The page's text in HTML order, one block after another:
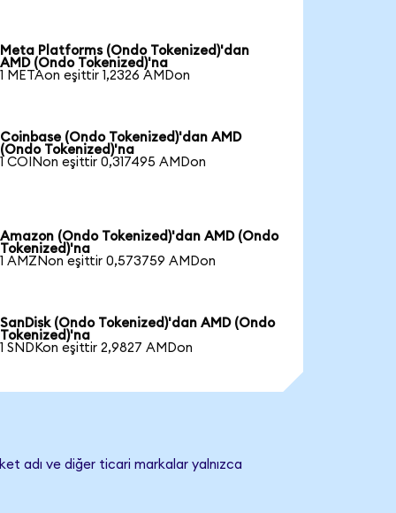
Meta Platforms (Ondo Tokenized)'dan
AMD (Ondo Tokenized)'na
1 METAon eşittir 1,2326 AMDon
Coinbase (Ondo Tokenized)'dan AMD
(Ondo Tokenized)'na
1 COINon eşittir 0,317495 AMDon
Amazon (Ondo Tokenized)'dan AMD (Ondo
Tokenized)'na
1 AMZNon eşittir 0,573759 AMDon
SanDisk (Ondo Tokenized)'dan AMD (Ondo
Tokenized)'na
1 SNDKon eşittir 2,9827 AMDon
adı ve diğer ticari markalar yalnızca